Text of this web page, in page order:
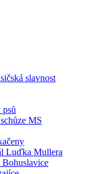
slavnost
MS
Luďka Mullera